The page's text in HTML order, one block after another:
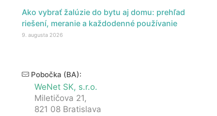
Ako vybrať žalúzie do bytu aj domu: prehľad
riešení, meranie a každodenné používanie
9. augusta 2026
Pobočka (BA):
WeNet SK, s.r.o.
Miletičova 21,
821 08 Bratislava